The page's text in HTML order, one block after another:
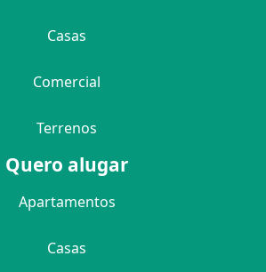
Casas
Comercial
Terrenos
Quero alugar
Apartamentos
Casas